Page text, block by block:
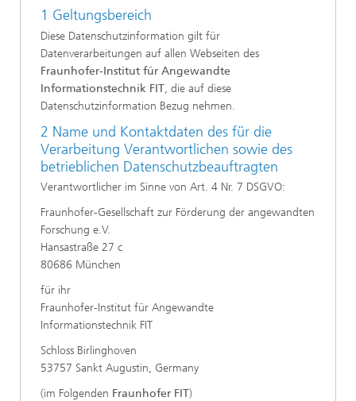
1 Geltungsbereich
Diese Datenschutzinformation gilt für
Datenverarbeitungen auf allen Webseiten des
Fraunhofer-Institut für Angewandte
Informationstechnik FIT, die auf diese
Datenschutzinformation Bezug nehmen.
2 Name und Kontaktdaten des für die
Verarbeitung Verantwortlichen sowie des
betrieblichen Datenschutzbeauftragten
Verantwortlicher im Sinne von Art. 4 Nr. 7 DSGVO:
Fraunhofer-Gesellschaft zur Förderung der angewandten
Forschung e.V.
Hansastraße 27 c
80686 München
für ihr
Fraunhofer-Institut für Angewandte
Informationstechnik FIT
Schloss Birlinghoven
53757 Sankt Augustin, Germany
(im Folgenden Fraunhofer FIT)